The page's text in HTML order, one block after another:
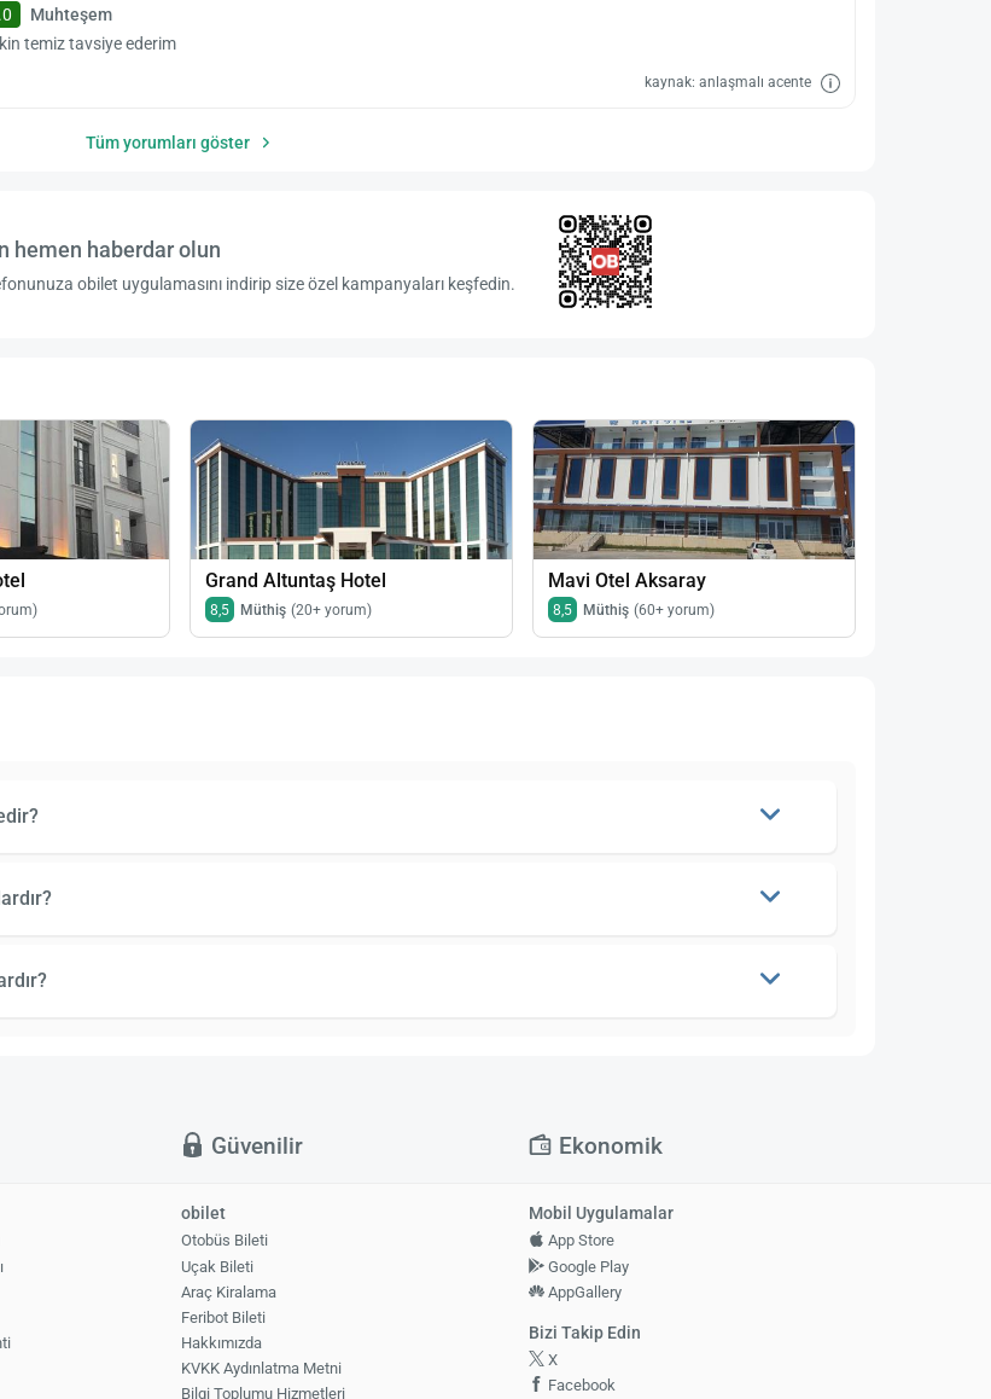
Muhteşem
temiz tavsiye ederim
kaynak: anlaşmalı acente
Tüm yorumları göster
hemen haberdar olun
obilet uygulamasını indirip size özel kampanyaları keşfedin.
Grand Altuntaş Hotel
8,5 Müthiş (20+ yorum)
Mavi Otel Aksaray
8,5 Müthiş (60+ yorum)
Güvenilir Ekonomik
obilet
Otobüs Bileti
Uçak Bileti
Araç Kiralama
Feribot Bileti
Hakkımızda
KVKK Aydınlatma Metni
Bilgi Toplumu Hizmetleri
Mobil Uygulamalar
App Store
Google Play
AppGallery
Bizi Takip Edin
X
Facebook